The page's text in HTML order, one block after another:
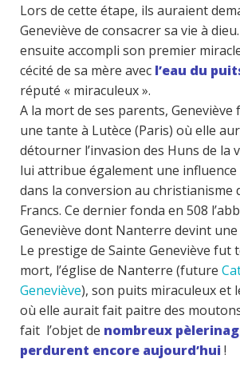
Lors de cette étape, ils auraient
Geneviève de consacrer sa vie à
ensuite accompli son premier
cécité de sa mère avec l’eau du
réputé « miraculeux ».
A la mort de ses parents,
une tante à Lutèce (Paris) où elle
détourner l’invasion des Huns de la
lui attribue également une
dans la conversion au christianisme
Francs. Ce dernier fonda en 508
Geneviève dont Nanterre devint
Le prestige de Sainte Geneviève fut
mort, l’église de Nanterre (future
Geneviève), son puits miraculeux et
où elle aurait fait paitre des
fait l’objet de nombreux
perdurent encore aujourd’hui !